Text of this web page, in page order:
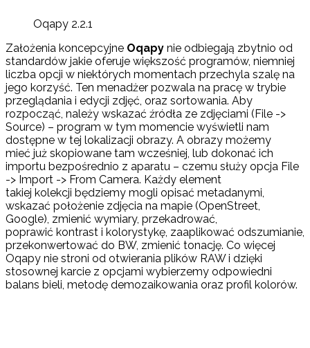
Oqapy 2.2.1
Założenia koncepcyjne Oqapy nie odbiegają zbytnio od
standardów jakie oferuje większość programów, niemniej
liczba opcji w niektórych momentach przechyla szalę na
jego korzyść. Ten menadżer pozwala na pracę w trybie
przeglądania i edycji zdjęć, oraz sortowania. Aby
rozpocząć, należy wskazać źródła ze zdjęciami (File ->
Source) – program w tym momencie wyświetli nam
dostępne w tej lokalizacji obrazy. A obrazy możemy
mieć już skopiowane tam wcześniej, lub dokonać ich
importu bezpośrednio z aparatu – czemu służy opcja File
-> Import -> From Camera. Każdy element
takiej kolekcji będziemy mogli opisać metadanymi,
wskazać położenie zdjęcia na mapie (OpenStreet,
Google), zmienić wymiary, przekadrować,
poprawić kontrast i kolorystykę, zaaplikować odszumianie,
przekonwertować do BW, zmienić tonację. Co więcej
Oqapy nie stroni od otwierania plików RAW i dzięki
stosownej karcie z opcjami wybierzemy odpowiedni
balans bieli, metodę demozaikowania oraz profil kolorów.